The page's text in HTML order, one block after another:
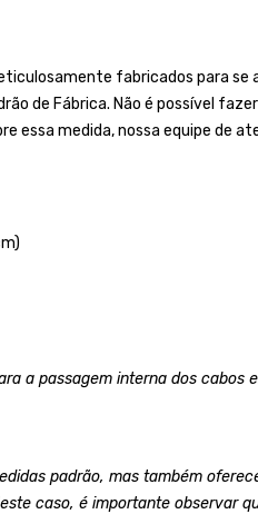
fabricados para
de Fábrica. Não é possível
essa medida, nossa equipe
a passagem interna dos
padrão, mas também
caso, é importante observar